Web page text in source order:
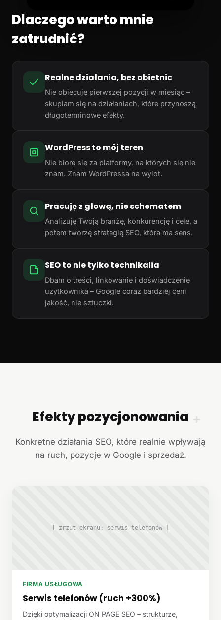
Dlaczego warto mnie
zatrudnić?
Realne działania, bez obietnic
Nie obiecuję pierwszej pozycji w miesiąc –
skupiam się na działaniach, które przynoszą
długoterminowe efekty.
WordPress to mój teren
Nie biorę się za platformy, na których się nie
znam. Znam WordPressa na wylot.
Pracuję z głową, nie schematem
Analizuję Twoją branżę, konkurencję i cele, a
potem tworzę strategię SEO, która ma sens.
SEO to nie tylko technikalia
Dbam o treści, linkowanie i doświadczenie
użytkownika – Google coraz bardziej ceni
jakość, nie sztuczki.
+
Efekty pozycjonowania
Konkretne działania SEO, które realnie wpływają
na ruch, pozycje w Google i sprzedaż.
[ zrzut ekranu: serwis telefonów ]
FIRMA USŁUGOWA
Serwis telefonów (ruch +300%)
Dzięki optymalizacji ON PAGE SEO – strukturze,